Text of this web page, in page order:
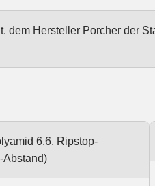
dem Hersteller Porcher der
6.6, Ripstop-
Abstand)